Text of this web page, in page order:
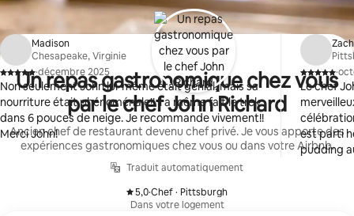
Un repas gastronomique chez vous
par le chef John Richard
Ancien chef de restaurant devenu chef privé. Je vous apporte des
expériences gastronomiques chez vous ou dans votre Airbnb.
Traduit automatiquement
5,0
, ·Chef · Pittsburgh
Dans votre logement
Madison
Chesapeake, Virginie
,
·décembre 2025
Non seulement John lui-même était génial, mais sa
nourriture était phénoménale!! Il a même fait le trek
dans 6 pouces de neige. Je recommande vivement!!
Merci John!
Zach
,
·
Le chef
est parti
pudding